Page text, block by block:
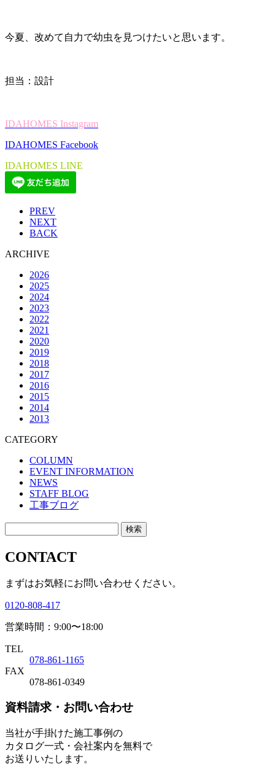
今夏、改めて自力で幼虫を見つけたいと思います。
担当：設計
IDAHOMES Instagram
IDAHOMES Facebook
IDAHOMES LINE
PREV
NEXT
BACK
ARCHIVE
2026
2025
2024
2023
2022
2021
2020
2019
2018
2017
2016
2015
2014
2013
CATEGORY
COLUMN
EVENT INFORMATION
NEWS
STAFF BLOG
工事ブログ
CONTACT
まずはお気軽にお問い合わせください。
0120-808-417
営業時間：9:00〜18:00
TEL
078-861-1165
FAX
078-861-0349
資料請求・お問い合わせ
当社が手掛けた施工事例の
カタログ一式・会社案内を無料で
お送りいたします。